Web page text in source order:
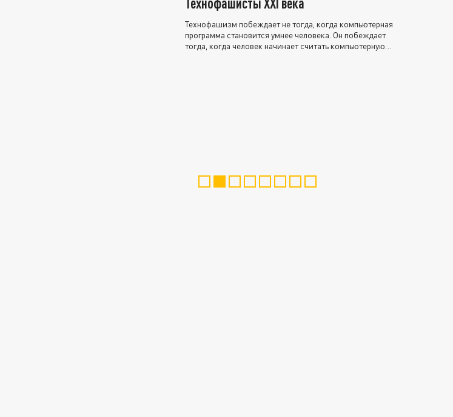
Технофашизм побеждает не тогда, когда компьютерная
программа становится умнее человека. Он побеждает
тогда, когда человек начинает считать компьютерную